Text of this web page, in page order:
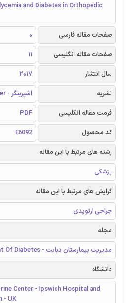
and Diabetes in Orthopedic
صفحات مقاله فارسی
0
صفحات مقاله انگلیسی
11
سال انتشار
2017
نشریه
اشپرینگر - Springer
فرمت مقاله انگلیسی
PDF
کد محصول
E6092
رشته های مرتبط با این مقاله
پزشکی
گرایش های مرتبط با این مقاله
جراحی ارتوپدی
مجله
مدیریت بیمارستان دیابت - Hospital Management Of Diabetes
دانشگاه
Center - Ipswich Hospital and
- UK